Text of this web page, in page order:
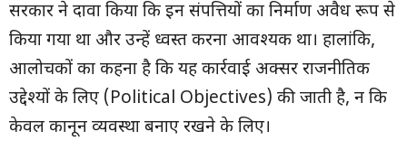
सरकार ने दावा किया कि इन संपत्तियों का निर्माण अवैध रूप से
किया गया था और उन्हें ध्वस्त करना आवश्यक था। हालांकि,
आलोचकों का कहना है कि यह कार्रवाई अक्सर राजनीतिक
उद्देश्यों के लिए (Political Objectives) की जाती है, न कि
केवल कानून व्यवस्था बनाए रखने के लिए।